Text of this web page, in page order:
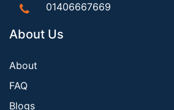
01406667669
About Us
About
FAQ
Blogs